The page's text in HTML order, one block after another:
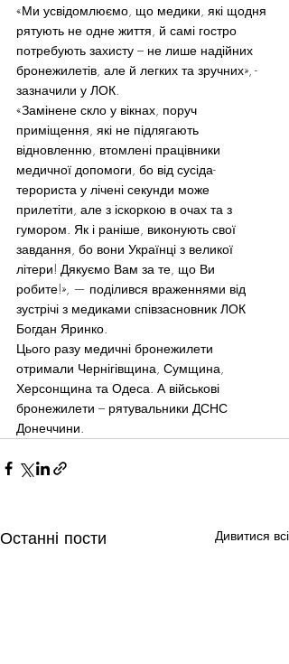
«Ми усвідомлюємо, що медики, які щодня
рятують не одне життя, й самі гостро
потребують захисту – не лише надійних
бронежилетів, але й легких та зручних», -
зазначили у ЛОК.
«Замінене скло у вікнах, поруч
приміщення, які не підлягають
відновленню, втомлені працівники
медичної допомоги, бо від сусіда-
терориста у лічені секунди може
прилетіти, але з іскоркою в очах та з
гумором. Як і раніше, виконують свої
завдання, бо вони Українці з великої
літери! Дякуємо Вам за те, що Ви
робите!», — поділився враженнями від
зустрічі з медиками співзасновник ЛОК
Богдан Яринко.
Цього разу медичні бронежилети
отримали Чернігівщина, Сумщина,
Херсонщина та Одеса. А військові
бронежилети – рятувальники ДСНС
Донеччини.
Останні пости Дивитися всі